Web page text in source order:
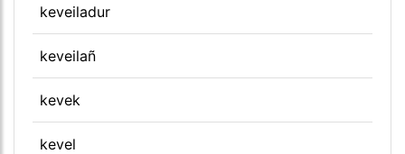
keveiladur
keveilañ
kevek
kevel